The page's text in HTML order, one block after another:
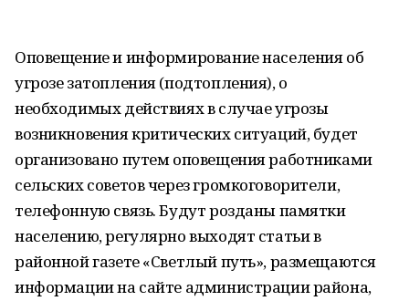
Оповещение и информирование населения об
угрозе затопления (подтопления), о
необходимых действиях в случае угрозы
возникновения критических ситуаций, будет
организовано путем оповещения работниками
сельских советов через громкоговорители,
телефонную связь. Будут розданы памятки
населению, регулярно выходят статьи в
районной газете «Светлый путь», размещаются
информации на сайте администрации района,